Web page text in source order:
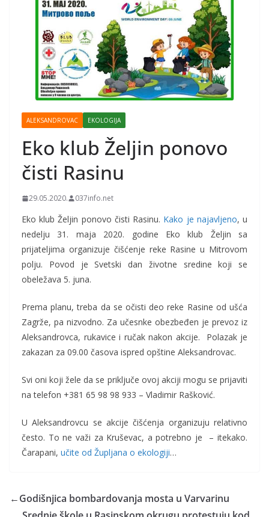
ALEKSANDROVAC EKOLOGIJA
Eko klub Željin ponovo
čisti Rasinu
29.05.2020. 037info.net
Eko klub Željin ponovo čisti Rasinu. Kako je najavljeno, u
nedelju 31. maja 2020. godine Eko klub Željin sa
prijateljima organizuje čišćenje reke Rasine u Mitrovom
polju. Povod je Svetski dan životne sredine koji se
obeležava 5. juna.
Prema planu, treba da se očisti deo reke Rasine od ušća
Zagrže, pa nizvodno. Za učesnke obezbeđen je prevoz iz
Aleksandrovca, rukavice i ručak nakon akcije. Polazak je
zakazan za 09.00 časova ispred opštine Aleksandrovac.
Svi oni koji žele da se priključe ovoj akciji mogu se prijaviti
na telefon +381 65 98 98 933 – Vladimir Rašković.
U Aleksandrovcu se akcije čišćenja organizuju relativno
često. To ne važi za Kruševac, a potrebno je – itekako.
Čarapani, učite od Župljana o ekologiji…
←Godišnjica bombardovanja mosta u Varvarinu